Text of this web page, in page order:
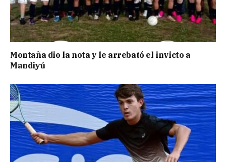
Montaña dio la nota y le arrebató el invicto a
Mandiyú